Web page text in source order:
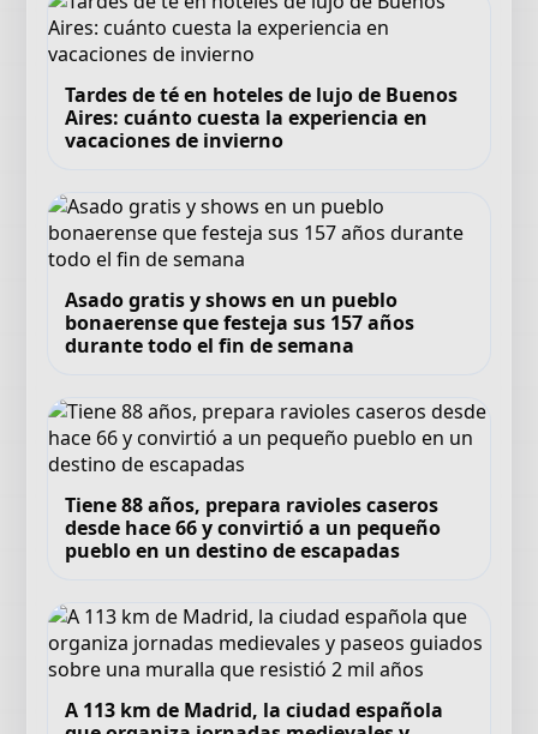
Tardes de té en hoteles de lujo de Buenos
Aires: cuánto cuesta la experiencia en
vacaciones de invierno
Asado gratis y shows en un pueblo
bonaerense que festeja sus 157 años
durante todo el fin de semana
Tiene 88 años, prepara ravioles caseros
desde hace 66 y convirtió a un pequeño
pueblo en un destino de escapadas
A 113 km de Madrid, la ciudad española